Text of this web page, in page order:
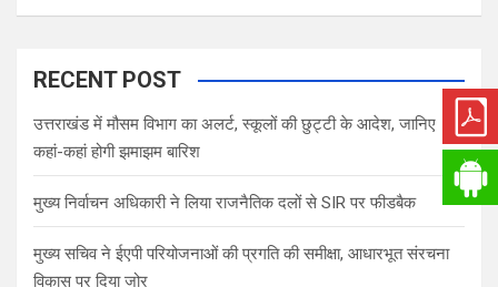
RECENT POST
उत्तराखंड में मौसम विभाग का अलर्ट, स्कूलों की छुट्टी के आदेश, जानिए
कहां-कहां होगी झमाझम बारिश
मुख्य निर्वाचन अधिकारी ने लिया राजनैतिक दलों से SIR पर फीडबैक
मुख्य सचिव ने ईएपी परियोजनाओं की प्रगति की समीक्षा, आधारभूत संरचना
विकास पर दिया जोर